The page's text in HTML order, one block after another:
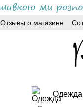
Отзывы о магазине